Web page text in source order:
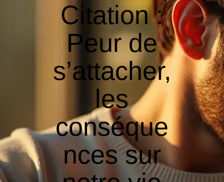
Citation :
Peur de
s’attacher,
les
conséque
nces sur